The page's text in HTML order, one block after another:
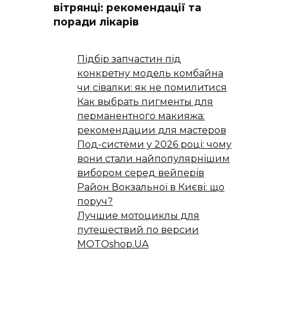
вітрянці: рекомендації та
поради лікарів
Підбір запчастин під
конкретну модель комбайна
чи сівалки: як не помилитися
Как выбрать пигменты для
перманентного макияжа:
рекомендации для мастеров
Под-системи у 2026 році: чому
вони стали найпопулярнішим
вибором серед вейперів
Район Вокзальної в Києві: що
поруч?
Лучшие мотоциклы для
путешествий по версии
MOTOshop.UA